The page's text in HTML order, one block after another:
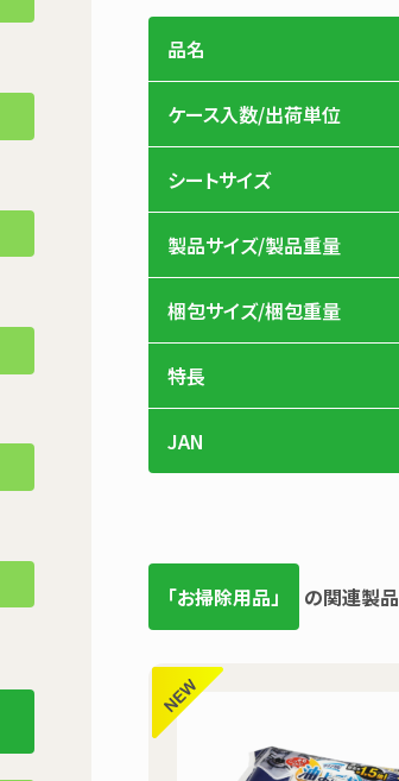
品名
ケース入数/出荷単位
シートサイズ
製品サイズ/製品重量
梱包サイズ/梱包重量
特長
JAN
「お掃除用品」 の関連製品